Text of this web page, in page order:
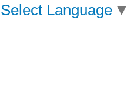
Select Language ▼